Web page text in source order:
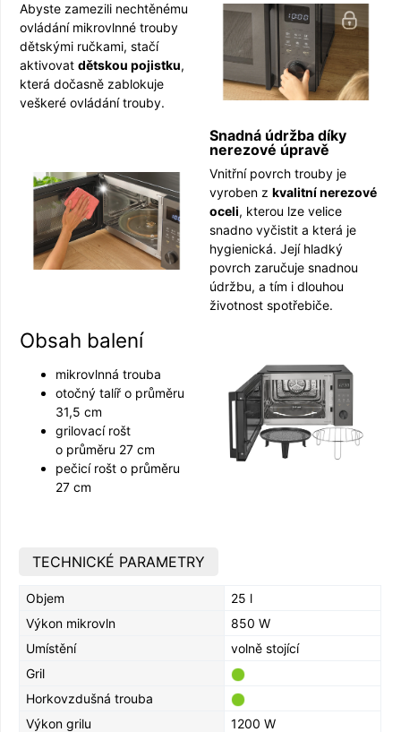
Abyste zamezili nechtěnému
ovládání mikrovlnné trouby
dětskými ručkami, stačí
aktivovat dětskou pojistku,
která dočasně zablokuje
veškeré ovládání trouby.
Snadná údržba díky
nerezové úpravě
Vnitřní povrch trouby je
vyroben z kvalitní nerezové
oceli, kterou lze velice
snadno vyčistit a která je
hygienická. Její hladký
povrch zaručuje snadnou
údržbu, a tím i dlouhou
životnost spotřebiče.
Obsah balení
mikrovlnná trouba
otočný talíř o průměru
31,5 cm
grilovací rošt
o průměru 27 cm
pečicí rošt o průměru
27 cm
TECHNICKÉ PARAMETRY
Objem
25 l
Výkon mikrovln
850 W
Umístění
volně stojící
Gril
Horkovzdušná trouba
Výkon grilu
1200 W